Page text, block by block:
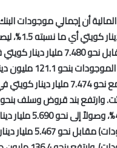
المالية أن إجمالي موجودات
وارتفع إجمالي
1.6%، مقارنة مع نحو 7.474